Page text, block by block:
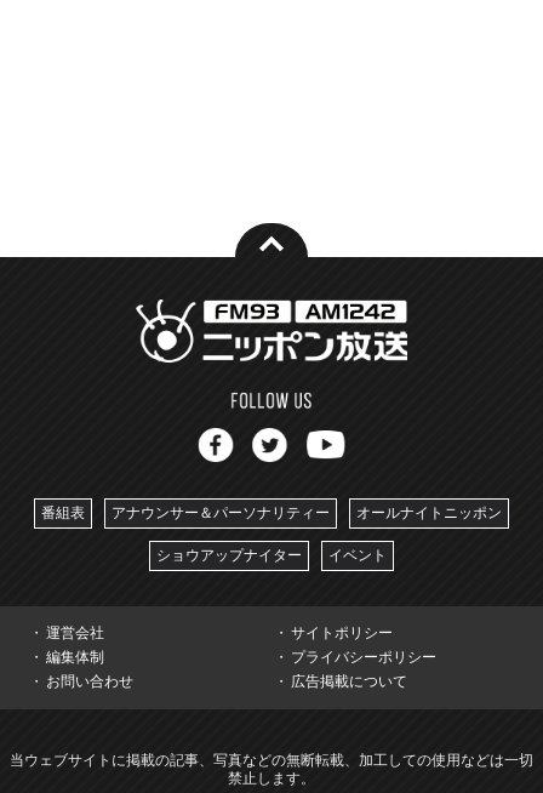
番組表 アナウンサー＆パーソナリティー オールナイトニッポン
ショウアップナイター イベント
運営会社
サイトポリシー
編集体制
プライバシーポリシー
お問い合わせ
広告掲載について
当ウェブサイトに掲載の記事、写真などの無断転載、加工しての使用などは一切
禁止します。